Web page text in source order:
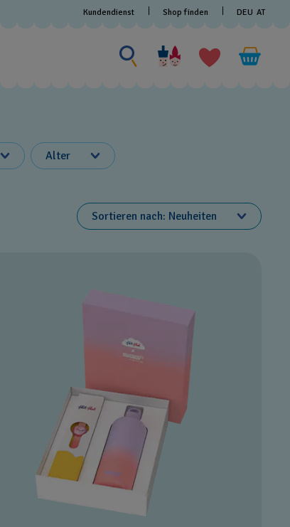
Kundendienst Shop finden DEU AT
Nach
etwas
suchen
Alter
Sortieren nach Neuheiten